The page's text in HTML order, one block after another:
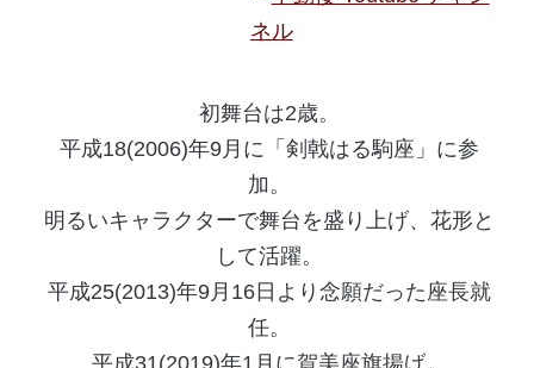
ネル
初舞台は2歳。
平成18(2006)年9月に「剣戟はる駒座」に参
加。
明るいキャラクターで舞台を盛り上げ、花形と
して活躍。
平成25(2013)年9月16日より念願だった座長就
任。